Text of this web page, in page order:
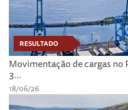
RESULTADO
Movimentação de cargas
3...
18/06/26